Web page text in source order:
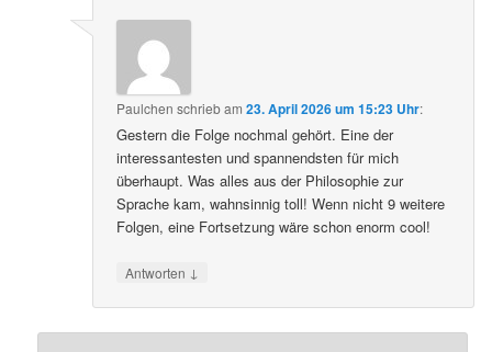
Paulchen schriebam23. April 2026 um 15:23 Uhr:
Gestern die Folge nochmal gehört. Eine der
interessantesten und spannendsten für mich
überhaupt. Was alles aus der Philosophie zur
Sprache kam, wahnsinnig toll! Wenn nicht 9 weitere
Folgen, eine Fortsetzung wäre schon enorm cool!
Antworten ↓